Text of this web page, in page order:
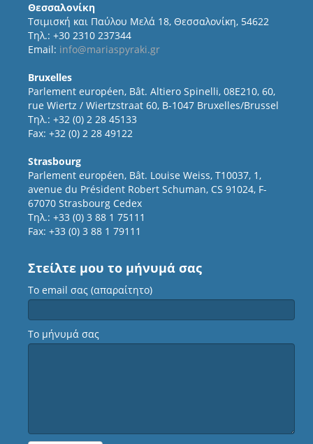
Θεσσαλονίκη
Τσιμισκή και Παύλου Μελά 18, Θεσσαλονίκη, 54622
Τηλ.: +30 2310 237344
Email: info@mariaspyraki.gr
Bruxelles
Parlement européen, Bât. Altiero Spinelli, 08E210, 60,
rue Wiertz / Wiertzstraat 60, B-1047 Bruxelles/Brussel
Τηλ.: +32 (0) 2 28 45133
Fax: +32 (0) 2 28 49122
Strasbourg
Parlement européen, Bât. Louise Weiss, T10037, 1,
avenue du Président Robert Schuman, CS 91024, F-
67070 Strasbourg Cedex
Τηλ.: +33 (0) 3 88 1 75111
Fax: +33 (0) 3 88 1 79111
Στείλτε μου το μήνυμά σας
Το email σας (απαραίτητο)
Το μήνυμά σας